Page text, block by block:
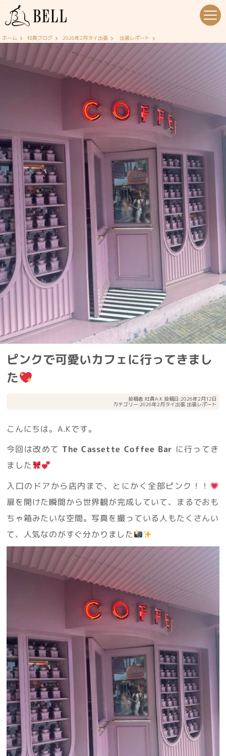
ホーム 社員ブログ 2026年2月タイ出張 出張レポート
ピンクで可愛いカフェに行ってきまし
た
投稿者:社員A.K 投稿日:2026年2月12日
カテゴリー:2026年2月タイ出張 出張レポート
こんにちは。A.Kです。
今回は改めて The Cassette Coffee Bar に行ってき
ました
入口のドアから店内まで、とにかく全部ピンク！！
扉を開けた瞬間から世界観が完成していて、まるでおも
ちゃ箱みたいな空間。写真を撮っている人もたくさんい
て、人気なのがすぐ分かりました